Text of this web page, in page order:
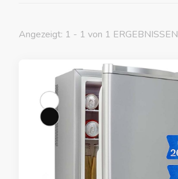
Angezeigt: 1 - 1 von 1 ERGEBNISSEN